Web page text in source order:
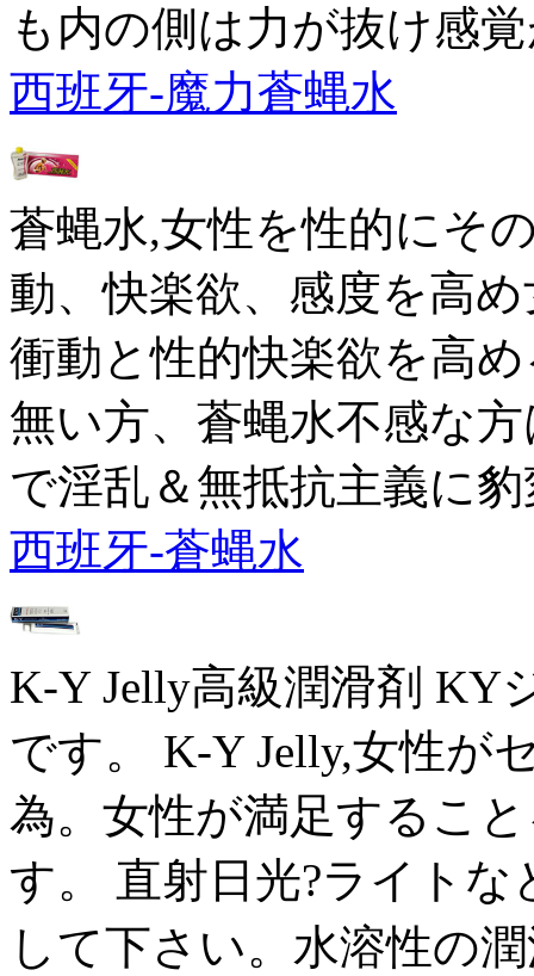
も内の側は力が抜け感
西班牙-魔力蒼蝿水
蒼蝿水,女性を性的にそ
動、快楽欲、感度を高
衝動と性的快楽欲を高
無い方、蒼蝿水不感な
で淫乱＆無抵抗主義に
西班牙-蒼蝿水
K-Y Jelly高級潤滑剤 KY
です。 K-Y Jelly,女性が
為。女性が満足するこ
す。 直射日光?ライト
して下さい。水溶性の